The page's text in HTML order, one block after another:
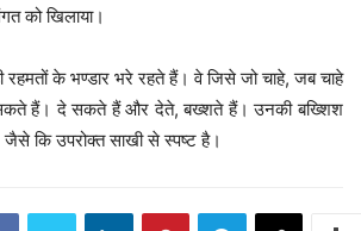
को खिलाया।
रहमतों के भण्डार भरे रहते हैं। वे जिसे जो चाहे, जब चाहे
हैं। दे सकते हैं और देते, बख्शते हैं। उनकी बख्शिश
जैसे कि उपरोक्त साखी से स्पष्ट है।